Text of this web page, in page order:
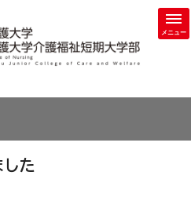
本赤十字東北看護大学・日本赤
た